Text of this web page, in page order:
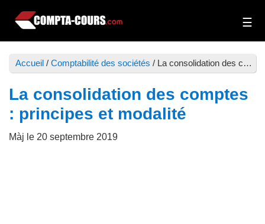
Passer
contenu
principal
Passer
la
barre
latérale
principale
Cours
exercices
de
comptabilité
Accueil / Comptabilité des sociétés / La consolidation des comptes : principes et modalité
La consolidation des comptes
: principes et modalité
Màj le 20 septembre 2019